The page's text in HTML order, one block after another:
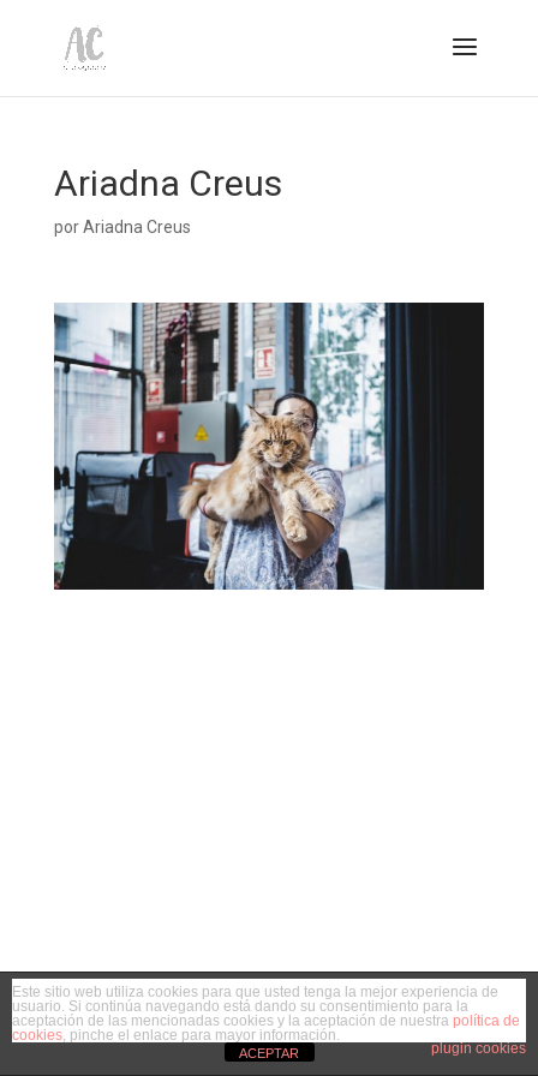
Ariadna Creus
porAriadna Creus
Este sitio web utiliza cookies para que usted tenga la mejor experiencia de
usuario. Si continúa navegando está dando su consentimiento para la
aceptación de las mencionadas cookies y la aceptación de nuestra política de
cookies, pinche el enlace para mayor información.
plugin cookies
ACEPTAR